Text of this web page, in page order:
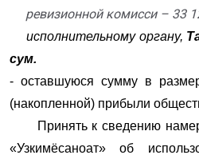
ревизионной комисси – 33
исполнительному органу,
сум.
- оставшуюся сумму в
(накопленной) прибыли
Принять к сведению
«Узкимёсаноат» об